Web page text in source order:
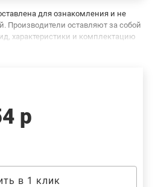
для ознакомления и не
Производители оставляют за собой
характеристики и комплектацию
продавцов и потребителей.
вам за сообщение об
р
в 1 клик